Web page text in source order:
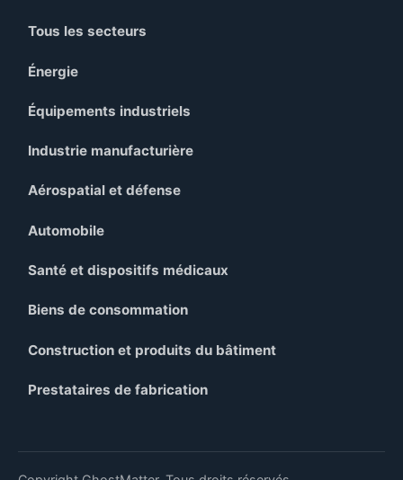
Tous les secteurs
Énergie
Équipements industriels
Industrie manufacturière
Aérospatial et défense
Automobile
Santé et dispositifs médicaux
Biens de consommation
Construction et produits du bâtiment
Prestataires de fabrication